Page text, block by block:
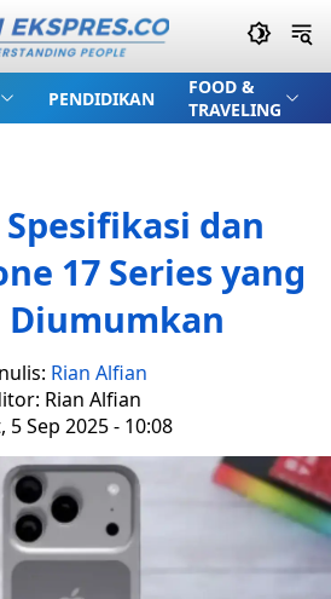
PENDIDIKAN
FOOD &
TRAVELING
dan
17 Series yang
Diumumkan
Rian Alfian
Rian Alfian
5 Sep 2025 - 10:08